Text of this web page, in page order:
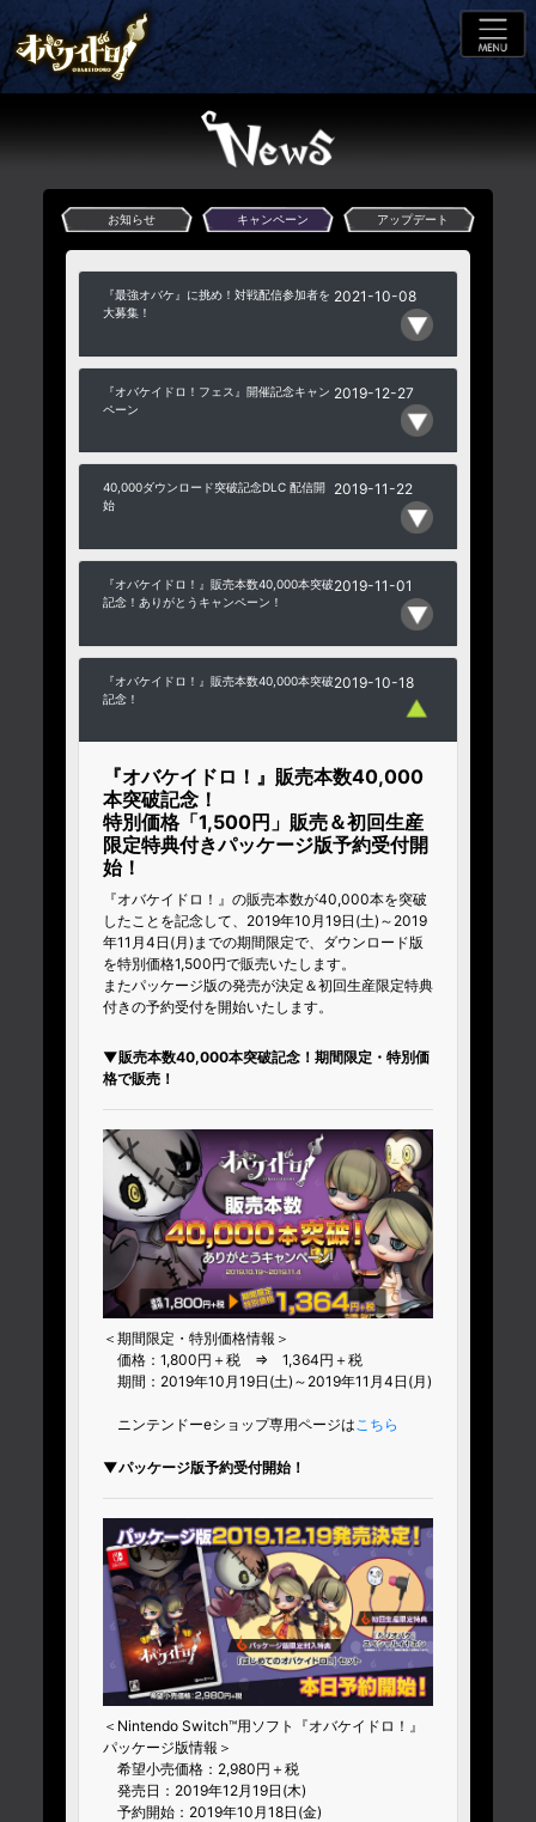
お知らせ キャンペーン アップデート
『最強オバケ』に挑め！対戦配信参加者を
大募集！
2021-10-08
『オバケイドロ！フェス』開催記念キャン
ペーン
2019-12-27
40,000ダウンロード突破記念DLC 配信開
始
2019-11-22
『オバケイドロ！』販売本数40,000本突破
記念！ありがとうキャンペーン！
2019-11-01
『オバケイドロ！』販売本数40,000本突破
記念！
2019-10-18
『オバケイドロ！』販売本数40,000
本突破記念！
特別価格「1,500円」販売＆初回生産
限定特典付きパッケージ版予約受付開
始！
『オバケイドロ！』の販売本数が40,000本を突破
したことを記念して、2019年10月19日(土)～2019
年11月4日(月)までの期間限定で、ダウンロード版
を特別価格1,500円で販売いたします。
またパッケージ版の発売が決定＆初回生産限定特典
付きの予約受付を開始いたします。
▼販売本数40,000本突破記念！期間限定・特別価
格で販売！
＜期間限定・特別価格情報＞
価格：1,800円＋税 ⇒ 1,364円＋税
期間：2019年10月19日(土)～2019年11月4日(月)
ニンテンドーeショップ専用ページは こちら
▼パッケージ版予約受付開始！
＜Nintendo Switch™用ソフト『オバケイドロ！』
パッケージ版情報＞
希望小売価格：2,980円＋税
発売日：2019年12月19日(木)
予約開始：2019年10月18日(金)